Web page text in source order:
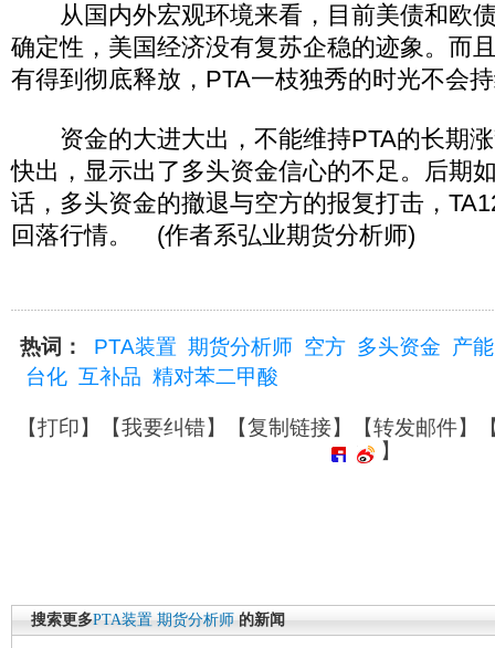
从国内外宏观环境来看，目前美债和欧
确定性，美国经济没有复苏企稳的迹象。而
有得到彻底释放，PTA一枝独秀的时光不会
资金的大进大出，不能维持PTA的长期涨
快出，显示出了多头资金信心的不足。后期
话，多头资金的撤退与空方的报复打击，
回落行情。 (作者系弘业期货分析师)
热词： PTA装置 期货分析师 空方 多头资金 产能
台化 互补品 精对苯二甲酸
【打印】【我要纠错】【复制链接】【转发邮件】
】
搜索更多PTA装置 期货分析师 的新闻